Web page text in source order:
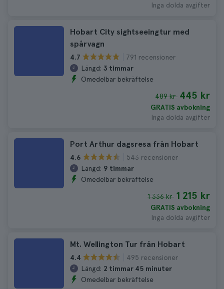
Inga dolda avgifter
Hobart City sightseeingtur med
spårvagn
4.7
791 recensioner
Längd: 3 timmar
Omedelbar bekräftelse
489 kr 445 kr
GRATIS avbokning
Inga dolda avgifter
Port Arthur dagsresa från Hobart
4.6
543 recensioner
Längd: 9 timmar
Omedelbar bekräftelse
1 336 kr 1 215 kr
GRATIS avbokning
Inga dolda avgifter
Mt. Wellington Tur från Hobart
4.4
495 recensioner
Längd: 2 timmar 45 minuter
Omedelbar bekräftelse